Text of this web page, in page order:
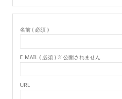
名前 ( 必須 )
E-MAIL ( 必須 ) ※ 公開されません
URL